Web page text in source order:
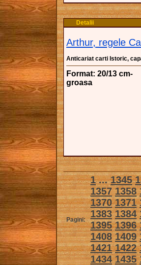
Detalii
Arthur, regele
Anticariat carti Istoric,
Format: 20/13 cm-
groasa
Pagini:
1...1345
1357 1358
1370 1371
1383 1384
1395 1396
1408 1409
1421 1422
1434 1435